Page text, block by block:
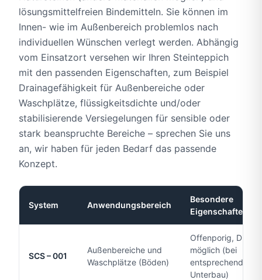
lösungsmittelfreien Bindemitteln. Sie können im
Innen- wie im Außenbereich problemlos nach
individuellen Wünschen verlegt werden. Abhängig
vom Einsatzort versehen wir Ihren Steinteppich
mit den passenden Eigenschaften, zum Beispiel
Drainagefähigkeit für Außenbereiche oder
Waschplätze, flüssigkeitsdichte und/oder
stabilisierende Versiegelungen für sensible oder
stark beanspruchte Bereiche – sprechen Sie uns
an, wir haben für jeden Bedarf das passende
Konzept.
System Anwendungsbereich
Besondere
Eigenschaften
SCS – 001
Außenbereiche und
Waschplätze (Böden)
Offenporig,
möglich (bei
entsprechendem
Unterbau)